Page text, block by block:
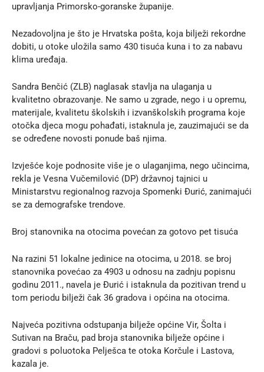
upravljanja Primorsko-goranske županije.
Nezadovoljna je što je Hrvatska pošta, koja bilježi rekordne
dobiti, u otoke uložila samo 430 tisuća kuna i to za nabavu
klima uređaja.
Sandra Benčić (ZLB) naglasak stavlja na ulaganja u
kvalitetno obrazovanje. Ne samo u zgrade, nego i u opremu,
materijale, kvalitetu školskih i izvanškolskih programa koje
otočka djeca mogu pohađati, istaknula je, zauzimajući se da
se određene novosti ponude baš njima.
Izvješće koje podnosite više je o ulaganjima, nego učincima,
rekla je Vesna Vučemilović (DP) državnoj tajnici u
Ministarstvu regionalnog razvoja Spomenki Đurić, zanimajući
se za demografske trendove.
Broj stanovnika na otocima povećan za gotovo pet tisuća
Na razini 51 lokalne jedinice na otocima, u 2018. se broj
stanovnika povećao za 4903 u odnosu na zadnju popisnu
godinu 2011., navela je Đurić i istaknula da pozitivan trend u
tom periodu bilježi čak 36 gradova i općina na otocima.
Najveća pozitivna odstupanja bilježe općine Vir, Šolta i
Sutivan na Braču, pad broja stanovnika bilježe općine i
gradovi s poluotoka Pelješca te otoka Korčule i Lastova,
kazala je.